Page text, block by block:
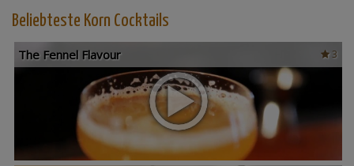
Beliebteste Korn Cocktails
3
The Fennel Flavour